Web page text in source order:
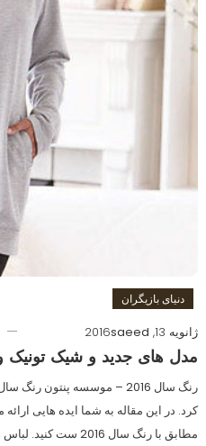
دنیای بازیگران
ژانویه 13, 2016
saeed
مدل های جدید و شیک تونیک و
کرد. در این مقاله به شما ایده هایی